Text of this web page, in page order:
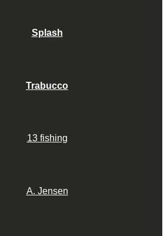
Splash
Trabucco
13 fishing
A. Jensen